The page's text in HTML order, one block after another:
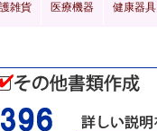
雑貨 医療機器 健康器具